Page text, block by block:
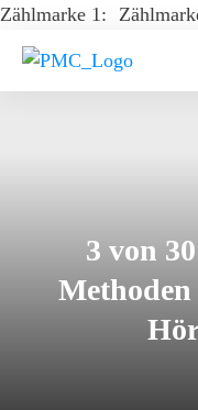
Zählmarke 1:
3 von